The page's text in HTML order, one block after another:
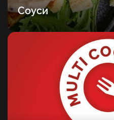
Соуси